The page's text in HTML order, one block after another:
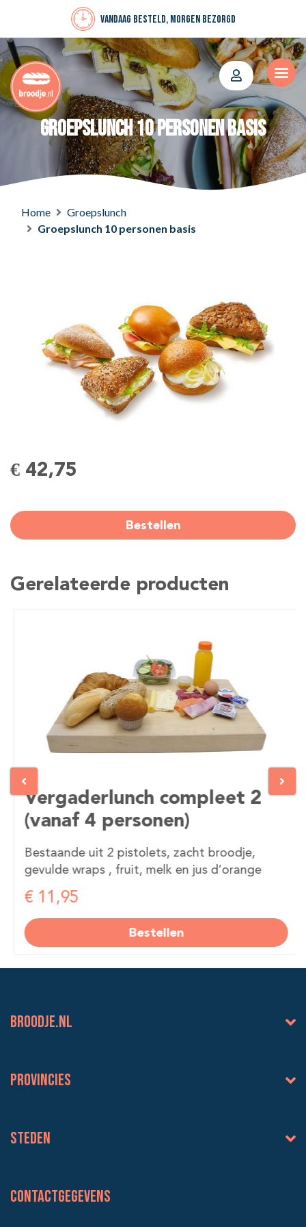
Vandaag besteld, morgen bezorgd
Groepslunch 10 personen basis
Home
Groepslunch
Groepslunch 10 personen basis
€ 42,75
Bestellen
Gerelateerde producten
Vergaderlunch compleet 2
(vanaf 4 personen)
Bestaande uit 2 pistolets, zacht broodje,
gevulde wraps , fruit, melk en jus d’orange
€ 11,95
Bestellen
BROODJE.NL
Provincies
Steden
Contactgegevens